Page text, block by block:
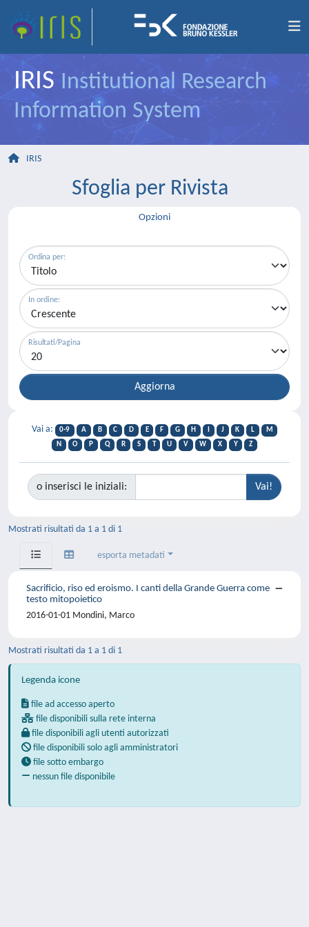
IRIS Institutional Research
Information System
IRIS
Sfoglia per Rivista
Opzioni
Ordina per:
In ordine:
Risultati/Pagina
Vai a: 0-9 A B C D E F G H J K L
M
N
O P Q R S T U V W X Y Z
o inserisci le iniziali:
Mostrati risultati da 1 a 1 di 1
esporta metadati
Sacrificio, riso ed eroismo. I canti della Grande Guerra come
testo mitopoietico
2016-01-01 Mondini, Marco
Mostrati risultati da 1 a 1 di 1
Legenda icone
file ad accesso aperto
file disponibili sulla rete interna
file disponibili agli utenti autorizzati
file disponibili solo agli amministratori
file sotto embargo
nessun file disponibile